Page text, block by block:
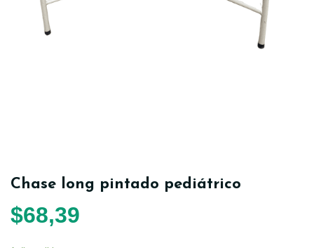
Chase long pintado pediátrico
$68,39